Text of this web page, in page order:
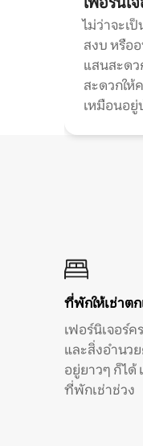
ไม่ว่าจะเ
สงบ หรือ
แสนสะดว
สะดวกให้
เหมือนอยู่
ที่พักให้เช่าต
เฟอร์นิเจอร์
และสิ่งอำนว
อยู่ยาวๆ ก็ได้
ที่พักเช่าช่วง